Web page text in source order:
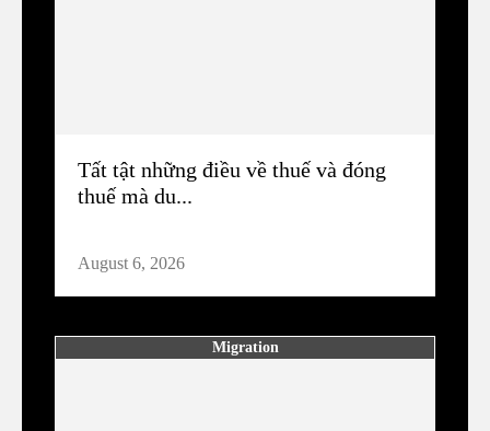
Tất tật những điều về thuế và đóng
thuế mà du...
August 6, 2026
Migration